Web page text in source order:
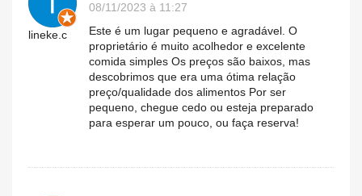
lineke.c
08/11/2023 à 11:27
Este é um lugar pequeno e agradável. O
proprietário é muito acolhedor e excelente
comida simples Os preços são baixos, mas
descobrimos que era uma ótima relação
preço/qualidade dos alimentos Por ser
pequeno, chegue cedo ou esteja preparado
para esperar um pouco, ou faça reserva!